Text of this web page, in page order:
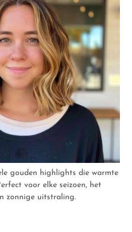
gouden highlights die warmte
voor elke seizoen, het
zonnige uitstraling.